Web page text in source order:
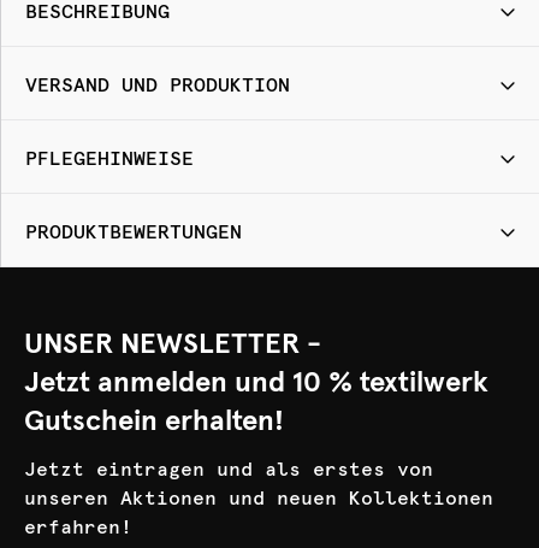
BESCHREIBUNG
VERSAND UND PRODUKTION
PFLEGEHINWEISE
PRODUKTBEWERTUNGEN
UNSER NEWSLETTER -
Jetzt anmelden und 10 % textilwerk
Gutschein erhalten!
Jetzt eintragen und als erstes von
unseren Aktionen und neuen Kollektionen
erfahren!